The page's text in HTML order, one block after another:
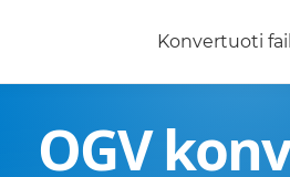
Konvertuoti
OGV